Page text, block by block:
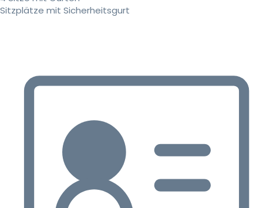
Sitzplätze mit Sicherheitsgurt